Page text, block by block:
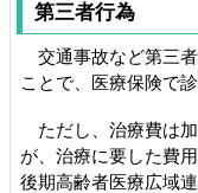
第三者行為
交通事故など第三
ことで、医療保険で
ただし、治療費は
が、治療に要した費
後期高齢者医療広域